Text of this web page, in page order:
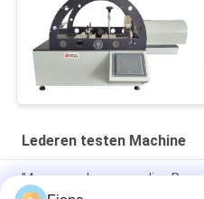
Lederen testen Machine
"4 groepen hoogwaardige
Machine voor Raw Material